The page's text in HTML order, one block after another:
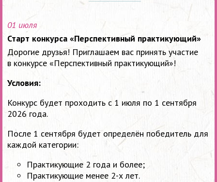
01 июля
Старт конкурса «Перспективный практикующий»
Дорогие друзья! Приглашаем вас принять участие
в конкурсе «Перспективный практикующий»!
Условия:
Конкурс будет проходить с 1 июля по 1 сентября
2026 года.
После 1 сентября будет определён победитель для
каждой категории:
Практикующие 2 года и более;
Практикующие менее 2-х лет.